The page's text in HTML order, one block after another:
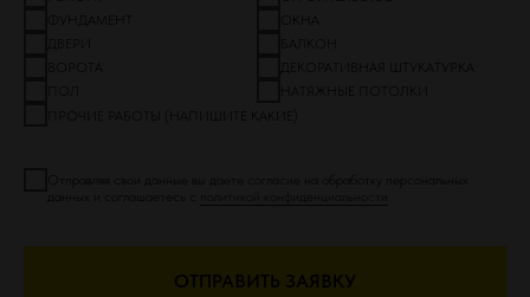
ФУНДАМЕНТ
ОКНА
БАЛКОН
ВОРОТА
ДЕКОРАТИВНАЯ ШТУКАТУРКА
НАТЯЖНЫЕ ПОТОЛКИ
ПРОЧИЕ РАБОТЫ (НАПИШИТЕ КАКИЕ)
Отправляя свои данные вы даете согласие на обработку персональных
данных и соглашаетесь с
ОТПРАВИТЬ ЗАЯВКУ